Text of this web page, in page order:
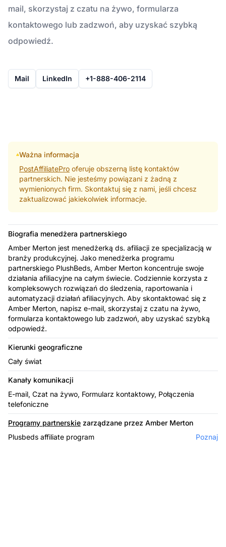
mail, skorzystaj z czatu na żywo, formularza
kontaktowego lub zadzwoń, aby uzyskać szybką
odpowiedź.
Mail LinkedIn +1-888-406-2114
Ważna informacja
PostAffiliatePro oferuje obszerną listę kontaktów
partnerskich. Nie jesteśmy powiązani z żadną z
wymienionych firm. Skontaktuj się z nami, jeśli chcesz
zaktualizować jakiekolwiek informacje.
Biografia menedżera partnerskiego
Amber Merton jest menedżerką ds. afiliacji ze specjalizacją w
branży produkcyjnej. Jako menedżerka programu
partnerskiego PlushBeds, Amber Merton koncentruje swoje
działania afiliacyjne na całym świecie. Codziennie korzysta z
kompleksowych rozwiązań do śledzenia, raportowania i
automatyzacji działań afiliacyjnych. Aby skontaktować się z
Amber Merton, napisz e-mail, skorzystaj z czatu na żywo,
formularza kontaktowego lub zadzwoń, aby uzyskać szybką
odpowiedź.
Kierunki geograficzne
Cały świat
Kanały komunikacji
E-mail, Czat na żywo, Formularz kontaktowy, Połączenia
telefoniczne
Programy partnerskie zarządzane przez Amber Merton
Plusbeds affiliate program
Poznaj